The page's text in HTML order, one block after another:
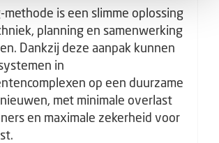
methode is een slimme oplossing
planning en samenwerking
Dankzij deze aanpak kunnen
in
op een duurzame
met minimale overlast
en maximale zekerheid voor